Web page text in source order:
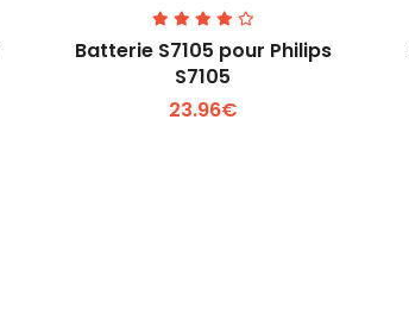
Voir plus +
Batterie S7105 pour Philips
S7105
23.96€